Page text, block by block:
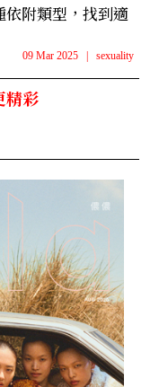
依附類型，找到適
09 Mar 2025 sexuality
精彩